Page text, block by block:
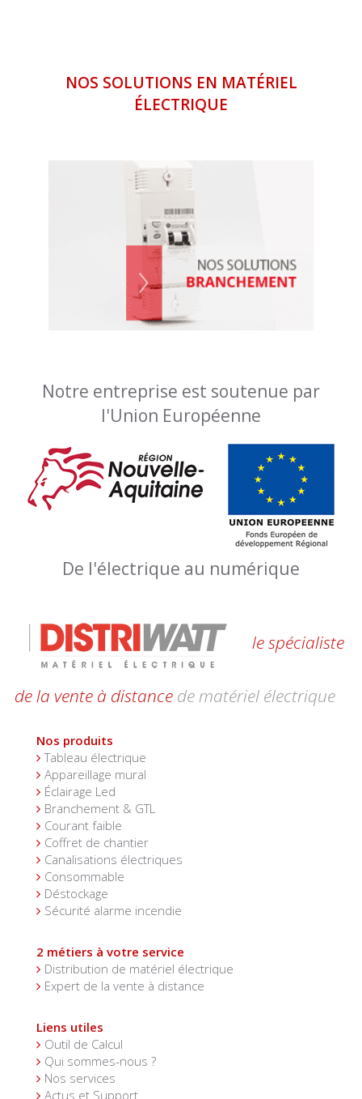
NOS SOLUTIONS EN MATÉRIEL
ÉLECTRIQUE
Notre entreprise est soutenue par
l'Union Européenne
De l'électrique au numérique
le spécialiste
de la vente à distance de matériel électrique
Nos produits
Tableau électrique
Appareillage mural
Éclairage Led
Branchement & GTL
Courant faible
Coffret de chantier
Canalisations électriques
Consommable
Déstockage
Sécurité alarme incendie
2 métiers à votre service
Distribution de matériel électrique
Expert de la vente à distance
Liens utiles
Outil de Calcul
Qui sommes-nous ?
Nos services
Actus et Support